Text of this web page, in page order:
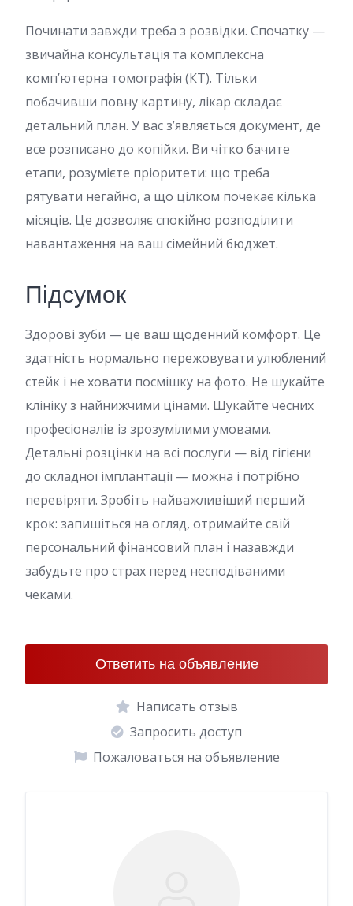
Починати завжди треба з розвідки. Спочатку —
звичайна консультація та комплексна
комп’ютерна томографія (КТ). Тільки
побачивши повну картину, лікар складає
детальний план. У вас з’являється документ, де
все розписано до копійки. Ви чітко бачите
етапи, розумієте пріоритети: що треба
рятувати негайно, а що цілком почекає кілька
місяців. Це дозволяє спокійно розподілити
навантаження на ваш сімейний бюджет.
Підсумок
Здорові зуби — це ваш щоденний комфорт. Це
здатність нормально пережовувати улюблений
стейк і не ховати посмішку на фото. Не шукайте
клініку з найнижчими цінами. Шукайте чесних
професіоналів із зрозумілими умовами.
Детальні розцінки на всі послуги — від гігієни
до складної імплантації — можна і потрібно
перевіряти. Зробіть найважливіший перший
крок: запишіться на огляд, отримайте свій
персональний фінансовий план і назавжди
забудьте про страх перед несподіваними
чеками.
Ответить на объявление
Написать отзыв
Запросить доступ
Пожаловаться на объявление